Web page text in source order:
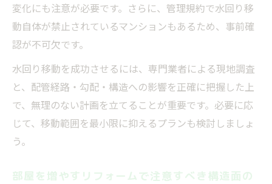
戸建てとマンション間取り変更費用のポイ
ント比較
部屋を増やすリフォーム費用の内訳を知る
マンションリフォームの費用増加要因とは
変化にも注意が必要です。さらに、管理規約で水回り移
動自体が禁止されているマンションもあるため、事前確
認が不可欠です。
水回り移動を成功させるには、専門業者による現地調査
と、配管経路・勾配・構造への影響を正確に把握した上
で、無理のない計画を立てることが重要です。必要に応
じて、移動範囲を最小限に抑えるプランも検討しましょ
う。
部屋を増やすリフォームで注意すべき構造面の